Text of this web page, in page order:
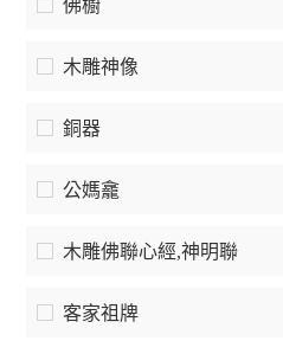
佛櫥
木雕神像
銅器
公媽龕
木雕佛聯心經,神明聯
客家祖牌